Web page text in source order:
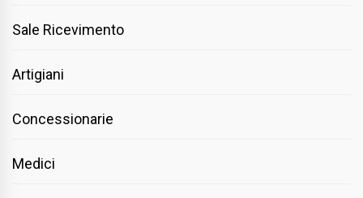
Sale Ricevimento
Artigiani
Concessionarie
Medici